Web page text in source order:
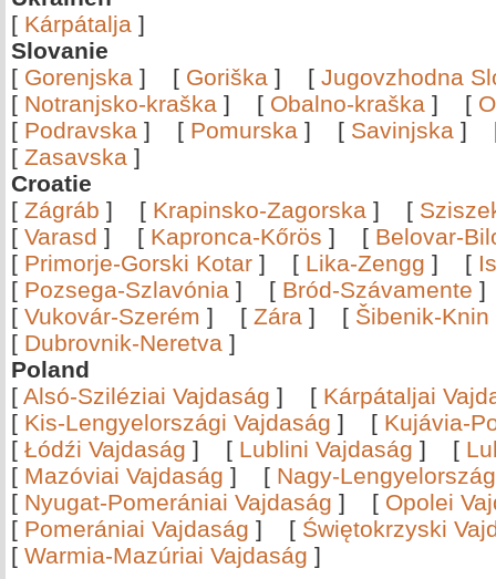
[ Kárpátalja ]
Slovanie
[ Gorenjska ] [ Goriška ] [ Jugovzhodna
[ Notranjsko-kraška ] [ Obalno-kraška ] [
[ Podravska ] [ Pomurska ] [ Savinjska ]
[ Zasavska ]
Croatie
[ Zágráb ] [ Krapinsko-Zagorska ] [
[ Varasd ] [ Kapronca-Kőrös ] [ Belovar-
[ Primorje-Gorski Kotar ] [ Lika-Zengg ] [
[ Pozsega-Szlavónia ] [ Bród-Szávamente
[ Vukovár-Szerém ] [ Zára ] [ Šibenik-Knin
[ Dubrovnik-Neretva ]
Poland
[ Alsó-Sziléziai Vajdaság ] [ Kárpátaljai
[ Kis-Lengyelországi Vajdaság ] [ Kujávia-
[ Łódźi Vajdaság ] [ Lublini Vajdaság ] [
[ Mazóviai Vajdaság ] [ Nagy-
[ Nyugat-Pomerániai Vajdaság ] [ Opolei
[ Pomerániai Vajdaság ] [ Świętokrzyski
[ Warmia-Mazúriai Vajdaság ]